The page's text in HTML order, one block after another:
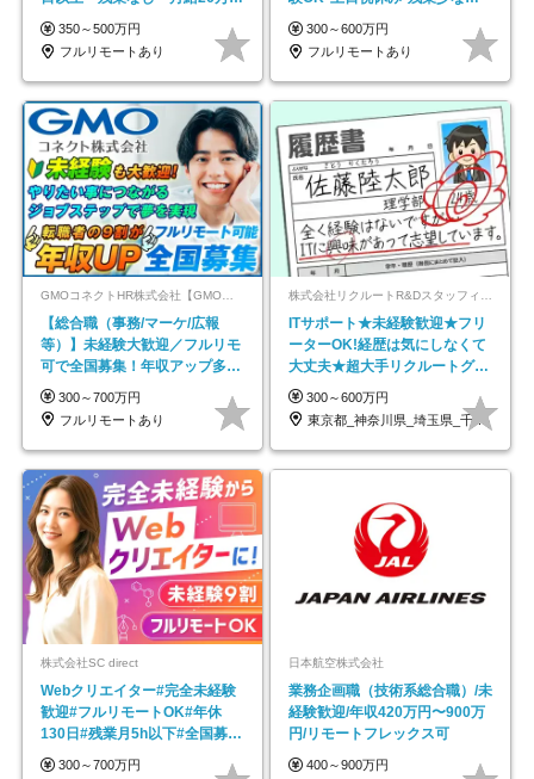
以上
350～500万円
フルリモートあり
在宅勤務手当あり
300～600万円
フルリモートあり
GMOコネクトHR株式会社【GMOインターネットグループ】
【総合職（事務/マーケ/広報
等）】未経験大歓迎／フルリモ
可で全国募集！年収アップ多数
★年休最大130日★
300～700万円
フルリモートあり
ITサポート★未経験歓迎★フリ
ーターOK!経歴は気にしなくて
大丈夫★超大手リクルートグル
ープの正社員/sg
300～600万円
東京都_神奈川県_埼玉県_千葉県_大阪府…
株式会社SC direct
Webクリエイター#完全未経験
歓迎#フルリモートOK#年休
130日#残業月5h以下#全国募集
#最大1年の研修
300～700万円
日本航空株式会社
業務企画職（技術系総合職）/未
経験歓迎/年収420万円〜900万
円/リモートフレックス可
400～900万円